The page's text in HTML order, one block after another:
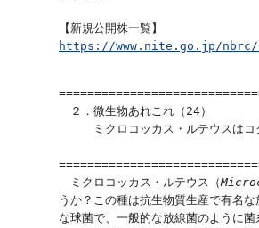
https://www.nite.go.jp/nbrc/
２．微生物あれこれ（24）
ミクロコッカス・ルテウスはコク
（浜
ミクロコッカス・ルテウス（
うか？この種は抗生物質生産で有名
な球菌で、一般的な放線菌のように